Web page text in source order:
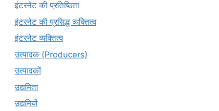
इंटरनेट की प्रतिष्ठिता
इंटरनेट की प्रसिद्ध व्यक्तित्व
इंटरनेट व्यक्तित्व
उत्पादक (Producers)
उत्पादकों
उद्यमिता
उद्यमियों